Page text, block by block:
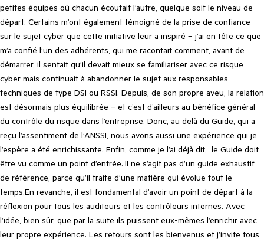
petites équipes où chacun écoutait l’autre, quelque soit le niveau de
départ. Certains m’ont également témoigné de la prise de confiance
sur le sujet cyber que cette initiative leur a inspiré – j’ai en tête ce que
m’a confié l’un des adhérents, qui me racontait comment, avant de
démarrer, il sentait qu’il devait mieux se familiariser avec ce risque
cyber mais continuait à abandonner le sujet aux responsables
techniques de type DSI ou RSSI. Depuis, de son propre aveu, la relation
est désormais plus équilibrée – et c’est d’ailleurs au bénéfice général
du contrôle du risque dans l’entreprise. Donc, au delà du Guide, qui a
reçu l’assentiment de l’ANSSI, nous avons aussi une expérience qui je
l’espère a été enrichissante. Enfin, comme je l’ai déjà dit, le Guide doit
être vu comme un point d’entrée. Il ne s’agit pas d’un guide exhaustif
de référence, parce qu’il traite d’une matière qui évolue tout le
temps.En revanche, il est fondamental d’avoir un point de départ à la
réflexion pour tous les auditeurs et les contrôleurs internes. Avec
l’idée, bien sûr, que par la suite ils puissent eux-mêmes l’enrichir avec
leur propre expérience. Les retours sont les bienvenus et j’invite tous